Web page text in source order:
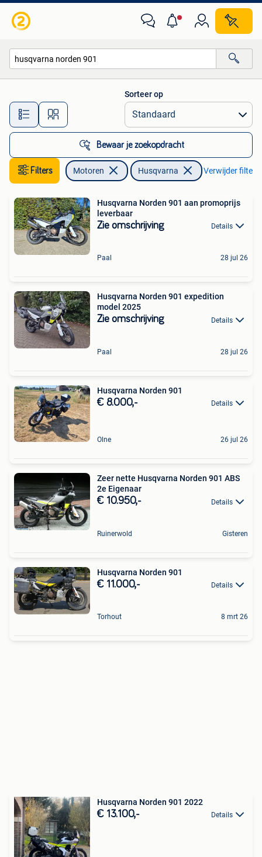
Alle afstanden…
Sorteer op
Bewaar je zoekopdracht
Filters Motoren Husqvarna Verwijder filters
Husqvarna Norden 901 aan promoprijs
leverbaar
Zie omschrijving Details
Paal 28 jul 26
Husqvarna Norden 901 expedition
model 2025
Zie omschrijving Details
Paal 28 jul 26
Husqvarna Norden 901
€ 8.000,- Details
Olne 26 jul 26
Zeer nette Husqvarna Norden 901 ABS
2e Eigenaar
€ 10.950,- Details
Ruinerwold Gisteren
Husqvarna Norden 901
€ 11.000,- Details
Torhout 8 mrt 26
Husqvarna Norden 901 2022
€ 13.100,- Details